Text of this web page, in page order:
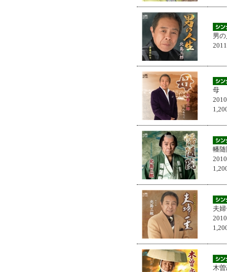
男
母
幡
夫
木